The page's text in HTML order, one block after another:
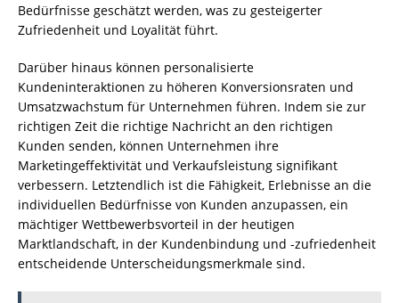
Bedürfnisse geschätzt werden, was zu gesteigerter
Zufriedenheit und Loyalität führt.
Darüber hinaus können personalisierte
Kundeninteraktionen zu höheren Konversionsraten und
Umsatzwachstum für Unternehmen führen. Indem sie zur
richtigen Zeit die richtige Nachricht an den richtigen
Kunden senden, können Unternehmen ihre
Marketingeffektivität und Verkaufsleistung signifikant
verbessern. Letztendlich ist die Fähigkeit, Erlebnisse an die
individuellen Bedürfnisse von Kunden anzupassen, ein
mächtiger Wettbewerbsvorteil in der heutigen
Marktlandschaft, in der Kundenbindung und -zufriedenheit
entscheidende Unterscheidungsmerkmale sind.